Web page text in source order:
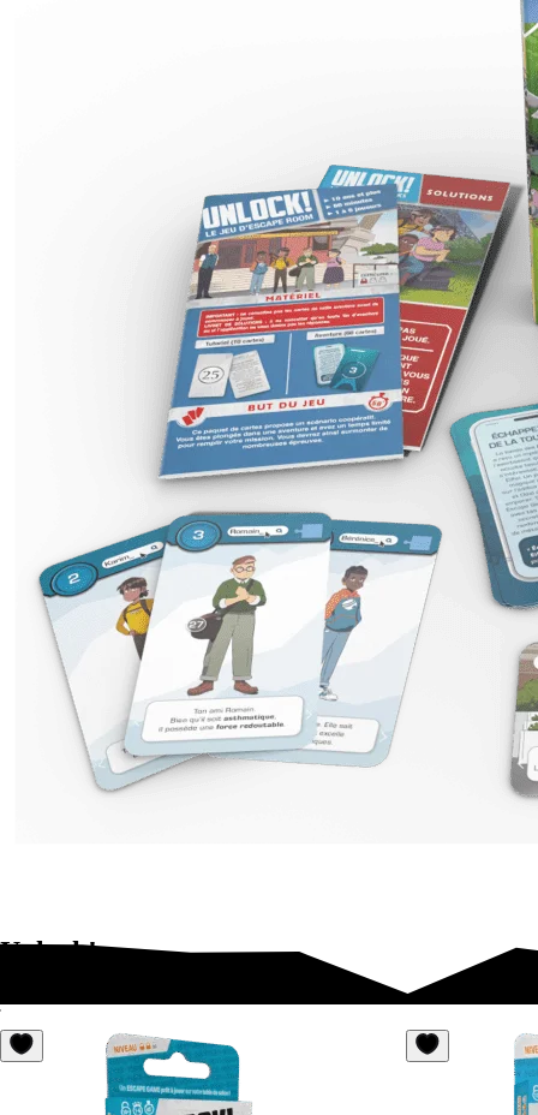
Unlock!